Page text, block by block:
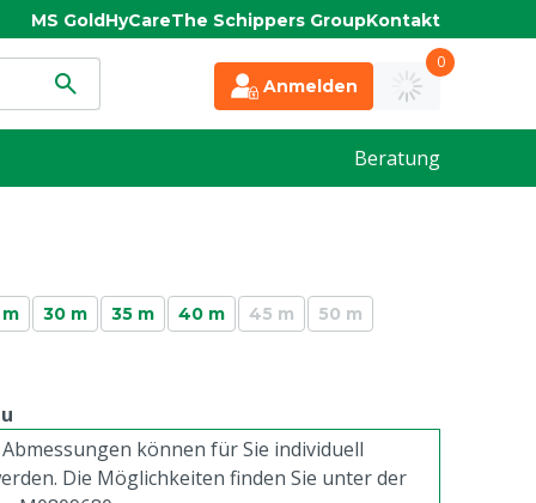
MS GoldHyCareThe Schippers GroupKontakt
Anmelden
0
Beratung
30 m 35 m 40 m 45 m
50 m
können für Sie individuell
Die Möglichkeiten finden Sie unter der